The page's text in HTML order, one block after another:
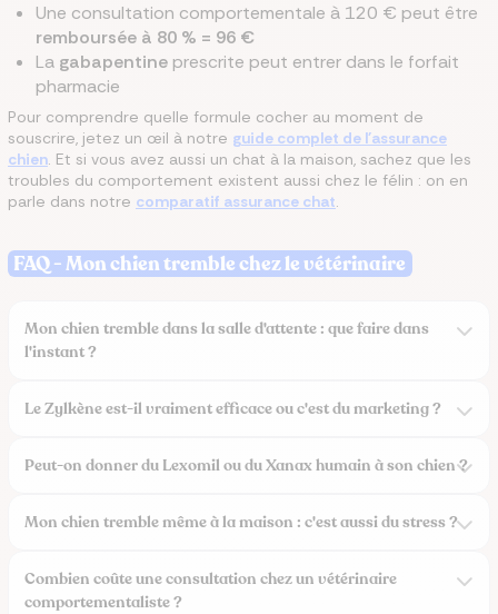
Une consultation comportementale à 120 € peut être
remboursée à 80 % = 96 €
La gabapentineprescrite peut entrer dans le forfait
pharmacie
Pour comprendre quelle formule cocher au moment de
souscrire, jetez un œil à notre guide complet de l'assurance
chien. Et si vous avez aussi un chat à la maison, sachez que les
troubles du comportement existent aussi chez le félin : on en
parle dans notre comparatif assurance chat.
FAQ - Mon chien tremble chez le vétérinaire
Mon chien tremble dans la salle d'attente : que faire dans
l'instant ?
Le Zylkène est-il vraiment efficace ou c'est du marketing ?
Peut-on donner du Lexomil ou du Xanax humain à son chien ?
Mon chien tremble même à la maison : c'est aussi du stress ?
Combien coûte une consultation chez un vétérinaire
comportementaliste ?